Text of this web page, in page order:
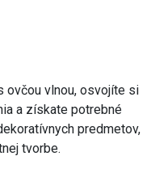
ovčou vlnou, osvojíte si
a získate potrebné
predmetov,
tvorbe.